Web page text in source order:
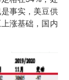
事实，美豆供
涨基础，国内